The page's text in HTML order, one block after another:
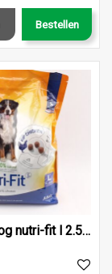
Bestellen
Fokker Dog nutri-fit l 2.5kg